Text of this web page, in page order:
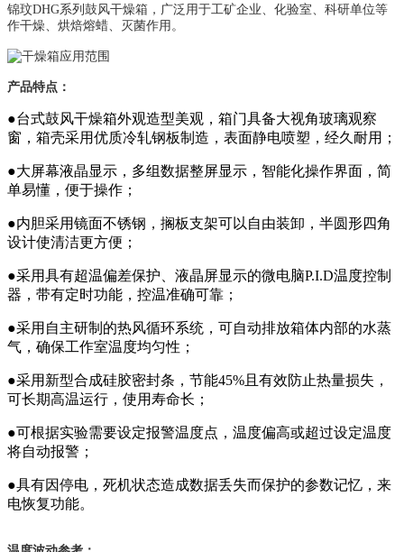
锦玟DHG系列鼓风干燥箱，广泛用于工矿企业、化验室、科研单位等
作干燥、烘焙熔蜡、灭菌作用。
产品特点：
●台式鼓风干燥箱外观造型美观，箱门具备大视角玻璃观察
窗，箱壳采用优质冷轧钢板制造，表面静电喷塑，经久耐用；
●大屏幕液晶显示，多组数据整屏显示，智能化操作界面，简
单易懂，便于操作；
●内胆采用镜面不锈钢，搁板支架可以自由装卸，半圆形四角
设计使清洁更方便；
●采用具有超温偏差保护、液晶屏显示的微电脑P.I.D温度控制
器，带有定时功能，控温准确可靠；
●采用自主研制的热风循环系统，可自动排放箱体内部的水蒸
气，确保工作室温度均匀性；
●采用新型合成硅胶密封条，节能45%且有效防止热量损失，
可长期高温运行，使用寿命长；
●可根据实验需要设定报警温度点，温度偏高或超过设定温度
将自动报警；
●具有因停电，死机状态造成数据丢失而保护的参数记忆，来
电恢复功能。